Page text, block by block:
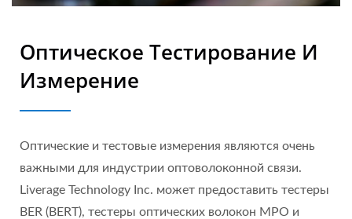
Оптическое Тестирование И
Измерение
Оптические и тестовые измерения являются очень
важными для индустрии оптоволоконной связи.
Liverage Technology Inc. может предоставить тестеры
BER (BERT), тестеры оптических волокон MPO и